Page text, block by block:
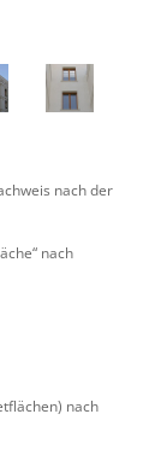
nach der
nach
nach